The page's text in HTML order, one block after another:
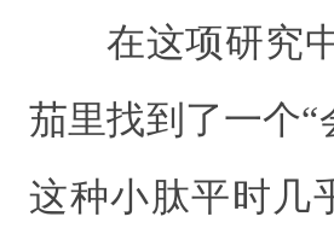
在这项研究
茄里找到了一个
这种小肽平时几